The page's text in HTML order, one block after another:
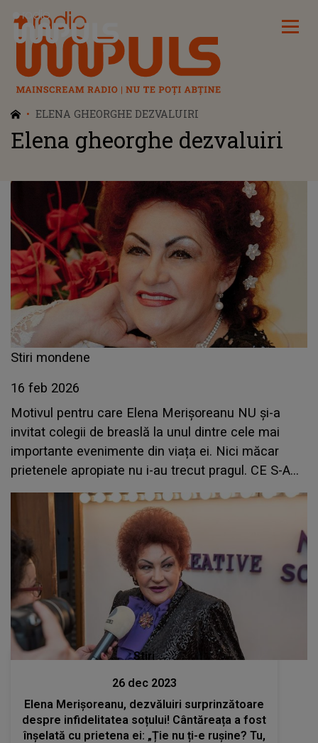
Radio Impuls
ELENA GHEORGHE DEZVALUIRI
Elena gheorghe dezvaluiri
Stiri mondene
16 feb 2026
Motivul pentru care Elena Merișoreanu NU și-a
invitat colegii de breaslă la unul dintre cele mai
importante evenimente din viața ei. Nici măcar
prietenele apropiate nu i-au trecut pragul. CE S-A
ÎNTÂMPLAT, de fapt: "Vă dați seama că..."
Stiri
26 dec 2023
Elena Merișoreanu, dezvăluiri surprinzătoare
despre infidelitatea soțului! Cântăreața a fost
înșelată cu prietena ei: „Ție nu ți-e rușine? Tu,